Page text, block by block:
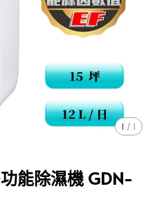
1 / 1
功能除濕機 GDN-